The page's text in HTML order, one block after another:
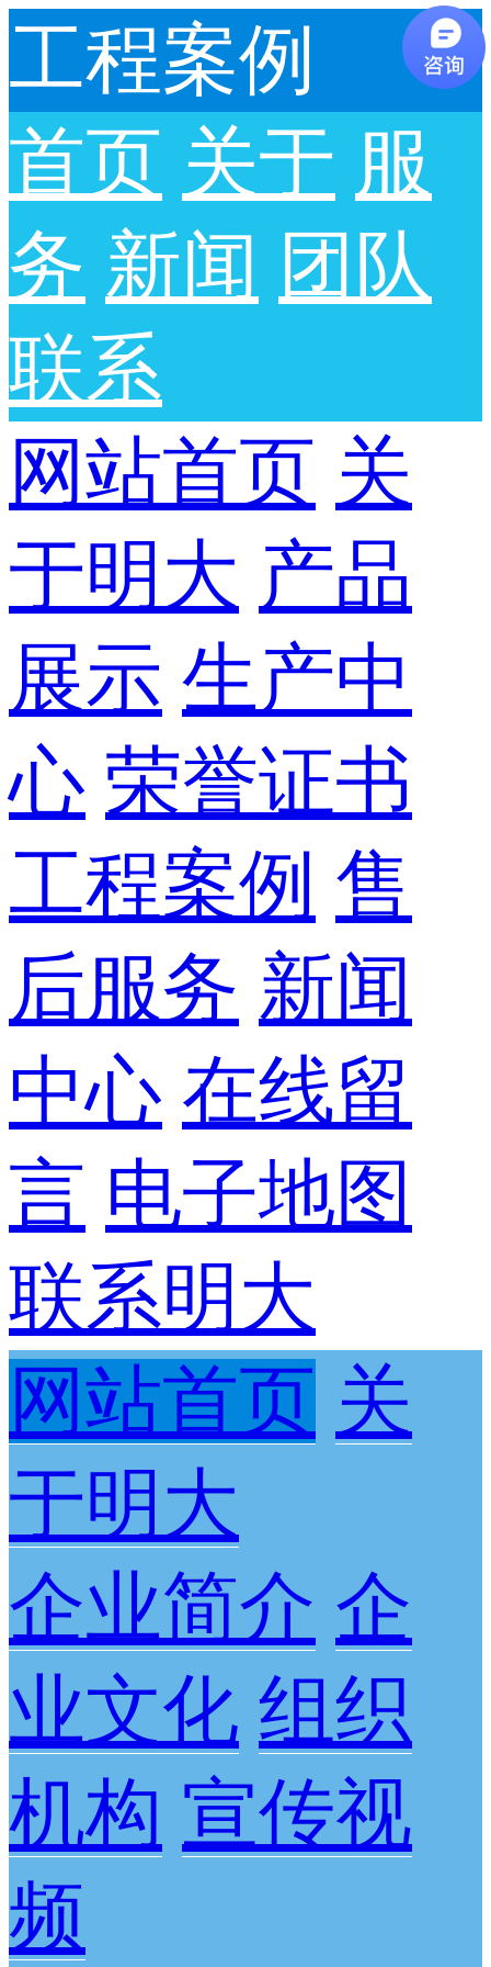
工程案例
首页 关于 服
务 新闻 团队
联系
网站首页 关
于明大 产品
展示 生产中
心 荣誉证书
工程案例 售
后服务 新闻
中心 在线留
言 电子地图
联系明大
网站首页 关
于明大
企业简介 企
业文化 组织
机构 宣传视
频